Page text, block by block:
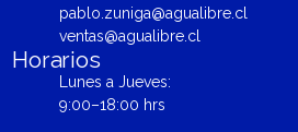
pablo.zuniga@agualibre.cl
ventas@agualibre.cl
Horarios
Lunes a Jueves:
9:00–18:00 hrs